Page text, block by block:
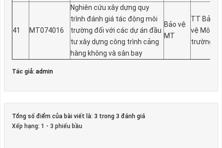
41 MT074016
Nghiên cứu xây dựng quy
trình đánh giá tác động môi
tr­ường đối với các dự án đầu
tư­ xây dựng công trình cảng
hàng không và sân bay
Bảo vệ
MT
TT Bảo
vệ Môi
trường
Tác giả: admin
Tổng số điểm của bài viết là: 3 trong 3 đánh giá
Xếp hạng: 1 - 3 phiếu bầu